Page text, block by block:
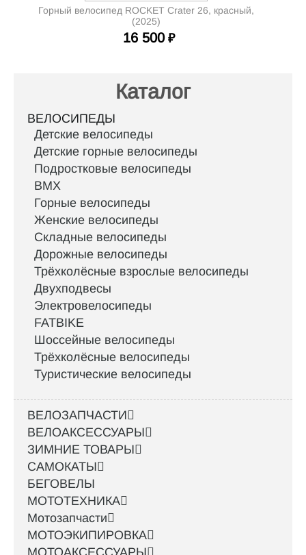
Горный велосипед ROCKET Crater 26, красный,
(2025)
16 500 ₽
Каталог
ВЕЛОСИПЕДЫ
Детские велосипеды
Детские горные велосипеды
Подростковые велосипеды
BMX
Горные велосипеды
Женские велосипеды
Складные велосипеды
Дорожные велосипеды
Трёхколёсные взрослые велосипеды
Двухподвесы
Электровелосипеды
FATBIKE
Шоссейные велосипеды
Трёхколёсные велосипеды
Туристические велосипеды
ВЕЛОЗАПЧАСТИ
ВЕЛОАКСЕССУАРЫ
ЗИМНИЕ ТОВАРЫ
САМОКАТЫ
БЕГОВЕЛЫ
МОТОТЕХНИКА
Мотозапчасти
МОТОЭКИПИРОВКА